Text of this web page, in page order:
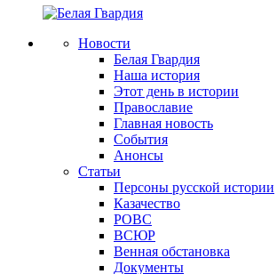
Новости
Белая Гвардия
Наша история
Этот день в истории
Православие
Главная новость
События
Анонсы
Статьи
Персоны русской истории
Казачество
РОВС
ВСЮР
Венная обстановка
Документы